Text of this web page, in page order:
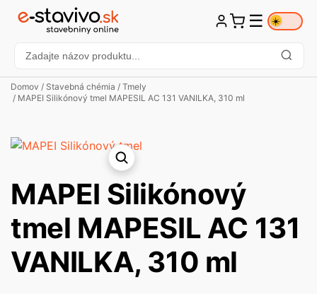
☰ ☀️
Domov / Stavebná chémia / Tmely
/ MAPEI Silikónový tmel MAPESIL AC 131 VANILKA, 310 ml
MAPEI Silikónový
tmel MAPESIL AC 131
VANILKA, 310 ml